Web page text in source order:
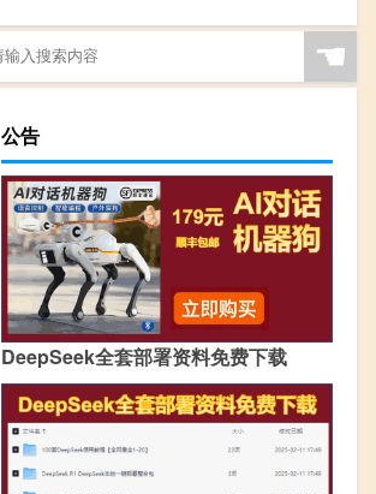
☚
公告
DeepSeek全套部署资料免费下载